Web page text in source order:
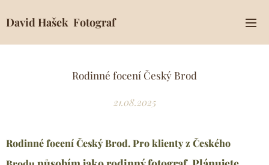
David Hašek Fotograf
Rodinné focení Český Brod
21.08.2025
Rodinné focení Český Brod. Pro klienty z Českého